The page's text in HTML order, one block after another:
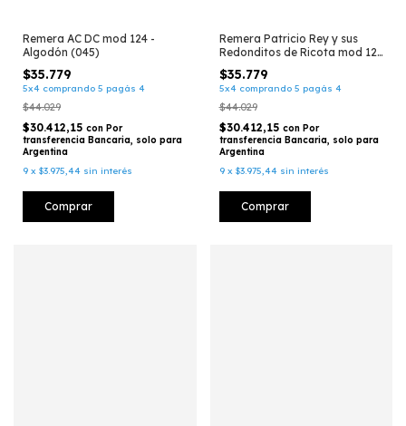
Remera AC DC mod 124 -
Algodón (045)
$35.779
5x4 comprando 5 pagás 4
$44.029
$30.412,15 con Por
transferencia Bancaria, solo para
Argentina
9 x $3.975,44 sin interés
Comprar
Remera Patricio Rey y sus
Redonditos de Ricota mod 123
- Algodón
$35.779
5x4 comprando 5 pagás 4
$44.029
$30.412,15 con Por
transferencia Bancaria, solo para
Argentina
9 x $3.975,44 sin interés
Comprar